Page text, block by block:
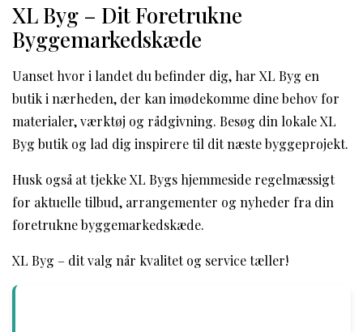
XL Byg – Dit Foretrukne
Byggemarkedskæde
Uanset hvor i landet du befinder dig, har XL Byg en
butik i nærheden, der kan imødekomme dine behov for
materialer, værktøj og rådgivning. Besøg din lokale XL
Byg butik og lad dig inspirere til dit næste byggeprojekt.
Husk også at tjekke XL Bygs hjemmeside regelmæssigt
for aktuelle tilbud, arrangementer og nyheder fra din
foretrukne byggemarkedskæde.
XL Byg – dit valg når kvalitet og service tæller!